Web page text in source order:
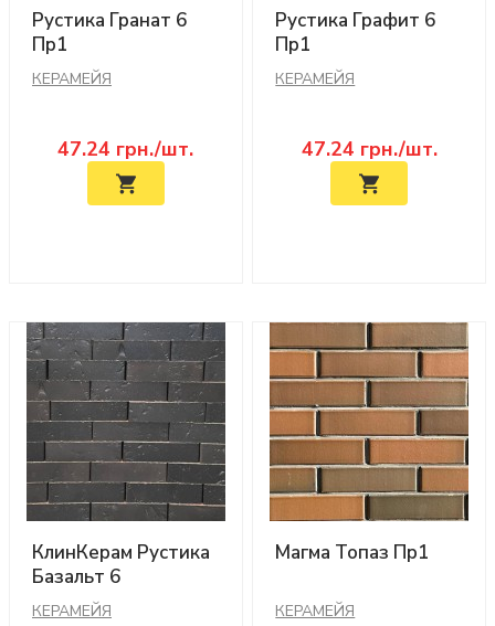
Рустика Гранат 6
Пр1
КЕРАМЕЙЯ
47.24 грн./шт.
Рустика Графит 6
Пр1
КЕРАМЕЙЯ
47.24 грн./шт.
КлинКерам Рустика
Базальт 6
КЕРАМЕЙЯ
Магма Топаз Пр1
КЕРАМЕЙЯ